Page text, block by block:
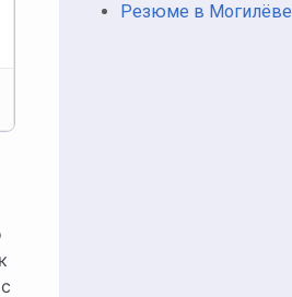
Резюме в Могилёве